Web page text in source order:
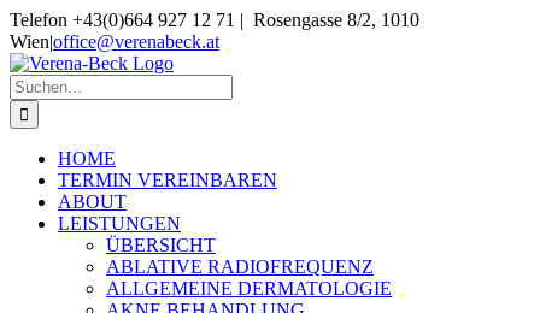
Skip
to
content
Telefon +43(0)664 927 12 71 | Rosengasse 8/2, 1010
Wien|office@verenabeck.at
Suche
nach:
HOME
TERMIN VEREINBAREN
ABOUT
LEISTUNGEN
ÜBERSICHT
ABLATIVE RADIOFREQUENZ
ALLGEMEINE DERMATOLOGIE